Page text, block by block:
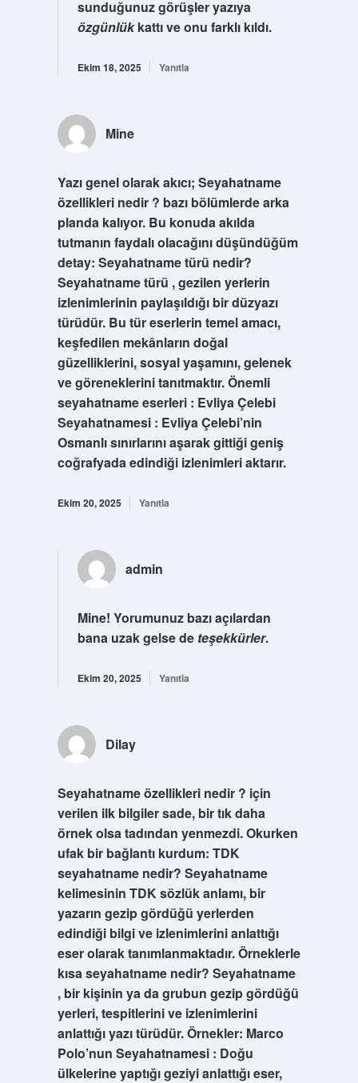
sunduğunuz görüşler yazıya
özgünlükkattı ve onu farklıkıldı.
Ekim 18, 2025 Yanıtla
Mine
Yazı genel olarak akıcı; Seyahatname
özellikleri nedir ? bazı bölümlerde arka
planda kalıyor. Bu konuda akılda
tutmanın faydalı olacağını düşündüğüm
detay: Seyahatname türü nedir?
Seyahatname türü , gezilen yerlerin
izlenimlerinin paylaşıldığı bir düzyazı
türüdür. Bu tür eserlerin temel amacı,
keşfedilen mekânların doğal
güzelliklerini, sosyal yaşamını, gelenek
ve göreneklerini tanıtmaktır. Önemli
seyahatname eserleri : Evliya Çelebi
Seyahatnamesi : Evliya Çelebi’nin
Osmanlı sınırlarını aşarak gittiği geniş
coğrafyada edindiği izlenimleri aktarır.
Ekim 20, 2025 Yanıtla
admin
Mine! Yorumunuz bazı açılardan
bana uzak gelse de teşekkürler.
Ekim 20, 2025 Yanıtla
Dilay
Seyahatname özellikleri nedir ? için
verilen ilk bilgiler sade, bir tık daha
örnek olsa tadından yenmezdi. Okurken
ufak bir bağlantı kurdum: TDK
seyahatname nedir? Seyahatname
kelimesinin TDK sözlük anlamı, bir
yazarın gezip gördüğü yerlerden
edindiği bilgi ve izlenimlerini anlattığı
eser olarak tanımlanmaktadır. Örneklerle
kısa seyahatname nedir? Seyahatname
, bir kişinin ya da grubun gezip gördüğü
yerleri, tespitlerini ve izlenimlerini
anlattığı yazı türüdür. Örnekler: Marco
Polo’nun Seyahatnamesi : Doğu
ülkelerine yaptığı geziyi anlattığı eser,